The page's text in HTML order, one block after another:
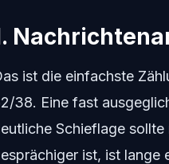
ist die einfachste
38. Eine fast
Schieflage
ist, ist lange